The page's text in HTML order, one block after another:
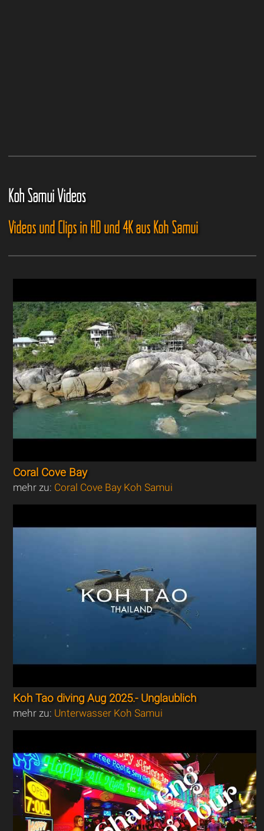
Koh Samui Videos
Videos und Clips in HD und 4K aus Koh Samui
Coral Cove Bay
mehr zu: Coral Cove Bay Koh Samui
Koh Tao diving Aug 2025.- Unglaublich
mehr zu: Unterwasser Koh Samui